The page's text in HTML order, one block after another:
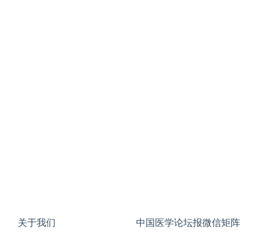
关于我们 中国医学论坛报微信矩阵